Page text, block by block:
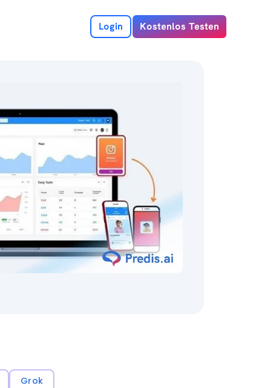
Login Kostenlos Testen
Grok